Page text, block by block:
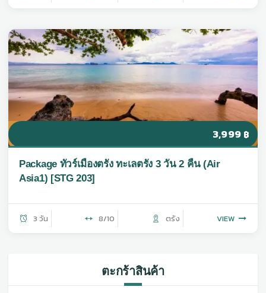
3,999 ฿
Package ทัวร์เมืองตรัง ทะเลตรัง 3 วัน 2 คืน (Air
Asia1) [STG 203]
3 วัน 8/10 ตรัง VIEW
ตะกร้าสินค้า